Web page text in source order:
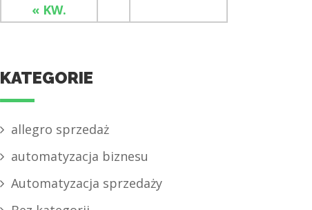
« KW.
KATEGORIE
allegro sprzedaż
automatyzacja biznesu
Automatyzacja sprzedaży